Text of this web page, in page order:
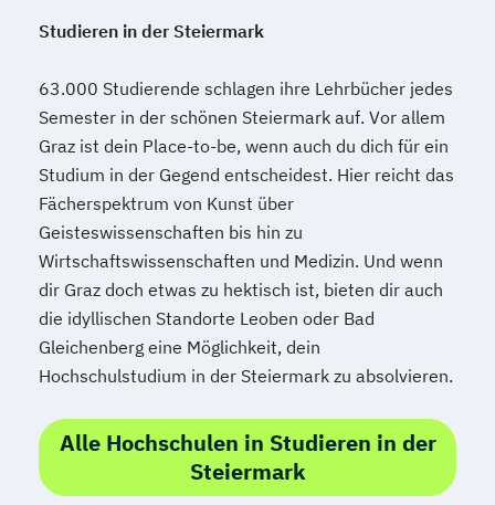
Kindheitspädagogik für Erzieher:innen
Kommunikationsdesign
Kommunikationspsychologie
Kultur- und Medienpädagogik
Logistikmanagement Logopädie
Machine Learning (EN)
Management (DE/EN) Marketing
Marketing und digitale Medien
Marketingmanagement Maschinenbau
Master of Business Administration (DE/EN)
Mechatronik
Mediation und Konfliktmanagement
Medieninformatik
Studieren in der Steiermark
63.000 Studierende schlagen ihre Lehrbücher jedes
Semester in der schönen Steiermark auf. Vor allem
Graz ist dein Place-to-be, wenn auch du dich für ein
Studium in der Gegend entscheidest. Hier reicht das
Fächerspektrum von Kunst über
Geisteswissenschaften bis hin zu
Wirtschaftswissenschaften und Medizin. Und wenn
dir Graz doch etwas zu hektisch ist, bieten dir auch
die idyllischen Standorte Leoben oder Bad
Gleichenberg eine Möglichkeit, dein
Hochschulstudium in der Steiermark zu absolvieren.
Alle Hochschulen in Studieren in der
Steiermark